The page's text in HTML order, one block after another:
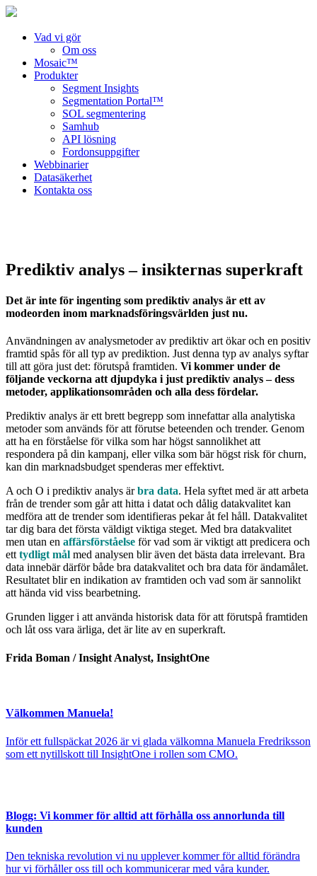
Vad vi gör
Om oss
Mosaic™
Produkter
Segment Insights
Segmentation Portal™
SOL segmentering
Samhub
API lösning
Fordonsuppgifter
Webbinarier
Datasäkerhet
Kontakta oss
Prediktiv analys – insikternas superkraft
Det är inte för ingenting som prediktiv analys är ett av
modeorden inom marknadsföringsvärlden just nu.
Användningen av analysmetoder av prediktiv art ökar och en positiv
framtid spås för all typ av prediktion. Just denna typ av analys syftar
till att göra just det: förutspå framtiden. Vi kommer under de
följande veckorna att djupdyka i just prediktiv analys – dess
metoder, applikationsområden och alla dess fördelar.
Prediktiv analys är ett brett begrepp som innefattar alla analytiska
metoder som används för att förutse beteenden och trender. Genom
att ha en förståelse för vilka som har högst sannolikhet att
respondera på din kampanj, eller vilka som bär högst risk för churn,
kan din marknadsbudget spenderas mer effektivt.
A och O i prediktiv analys ärbra data. Hela syftet med är att arbeta
från de trender som går att hitta i datat och dålig datakvalitet kan
medföra att de trender som identifieras pekar åt fel håll. Datakvalitet
tar dig bara det första väldigt viktiga steget. Med bra datakvalitet
men utan en affärsförståelse för vad som är viktigt att predicera och
etttydligt mål med analysen blir även det bästa data irrelevant. Bra
data innebär därför både bra datakvalitet och bra data för ändamålet.
Resultatet blir en indikation av framtiden och vad som är sannolikt
att hända vid viss bearbetning.
Grunden ligger i att använda historisk data för att förutspå framtiden
och låt oss vara ärliga, det är lite av en superkraft.
Frida Boman / Insight Analyst, InsightOne
Välkommen Manuela!
Inför ett fullspäckat 2026 är vi glada välkomna Manuela Fredriksson
som ett nytillskott till InsightOne i rollen som CMO.
Blogg: Vi kommer för alltid att förhålla oss annorlunda till
kunden
Den tekniska revolution vi nu upplever kommer för alltid förändra
hur vi förhåller oss till och kommunicerar med våra kunder.